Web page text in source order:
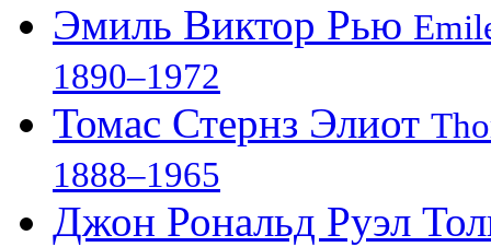
Эмиль Виктор Рью
1890–1972
Томас Стернз Элиот
1888–1965
Джон Рональд Руэл